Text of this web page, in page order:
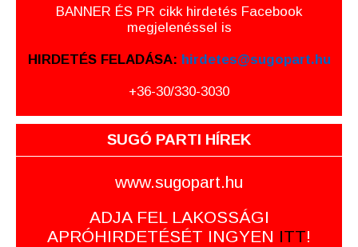
BANNER ÉS PR cikk hirdetés Facebook
megjelenéssel is
HIRDETÉS FELADÁSA: hirdetes@sugopart.hu
+36-30/330-3030
SUGÓ PARTI HÍREK
www.sugopart.hu
ADJA FEL LAKOSSÁGI
APRÓHIRDETÉSÉT INGYEN ITT!